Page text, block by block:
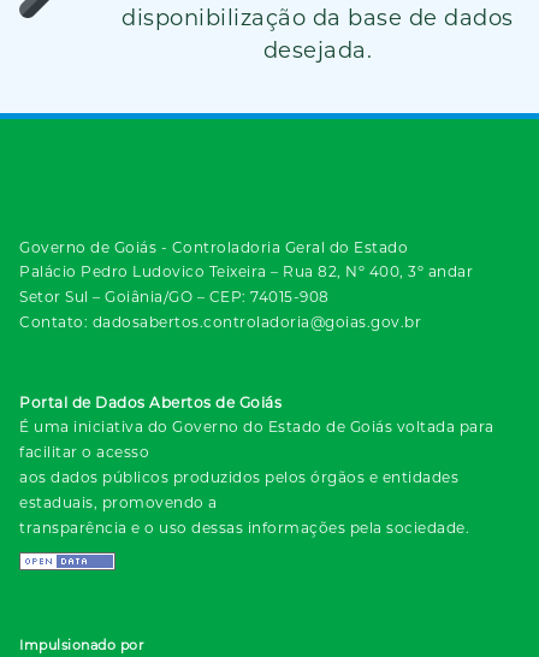
disponibilização da base de dados
desejada.
Governo de Goiás - Controladoria Geral do Estado
Palácio Pedro Ludovico Teixeira – Rua 82, Nº 400, 3º andar
Setor Sul – Goiânia/GO – CEP: 74015-908
Contato: dadosabertos.controladoria@goias.gov.br
Portal de Dados Abertos de Goiás
É uma iniciativa do Governo do Estado de Goiás voltada para
facilitar o acesso
aos dados públicos produzidos pelos órgãos e entidades
estaduais, promovendo a
transparência e o uso dessas informações pela sociedade.
Impulsionado por